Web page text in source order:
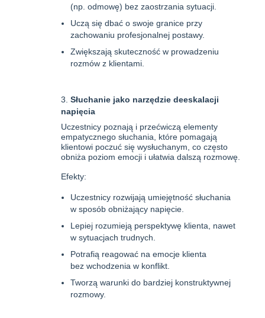
(np. odmowę) bez zaostrzania sytuacji.
Uczą się dbać o swoje granice przy
zachowaniu profesjonalnej postawy.
Zwiększają skuteczność w prowadzeniu
rozmów z klientami.
Słuchanie jako narzędzie deeskalacji
napięcia
Uczestnicy poznają i przećwiczą elementy
empatycznego słuchania, które pomagają
klientowi poczuć się wysłuchanym, co często
obniża poziom emocji i ułatwia dalszą rozmowę.
Efekty:
Uczestnicy rozwijają umiejętność słuchania
w sposób obniżający napięcie.
Lepiej rozumieją perspektywę klienta, nawet
w sytuacjach trudnych.
Potrafią reagować na emocje klienta
bez wchodzenia w konflikt.
Tworzą warunki do bardziej konstruktywnej
rozmowy.